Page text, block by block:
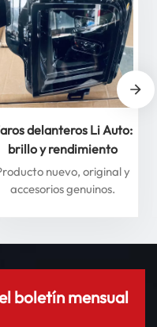
delanteros Li Auto:
brillo y rendimiento
para máxima
seguridad
nuevo, original y
accesorios genuinos.
boletín mensual